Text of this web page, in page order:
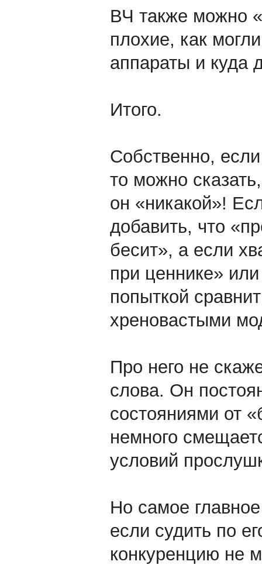
ВЧ также можно
плохие, как
аппараты и куда
Итого.
Собственно,
то можно
он «никакой»!
добавить, что
бесит», а если
при ценнике»
попыткой
хреновастыми
Про него не
слова. Он
состояниями от
немного
условий
Но самое
если судить по
конкуренцию не